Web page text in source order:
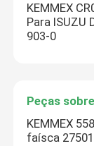
KEMMEX
Para ISUZU
903-0
Peças
KEMMEX
faísca